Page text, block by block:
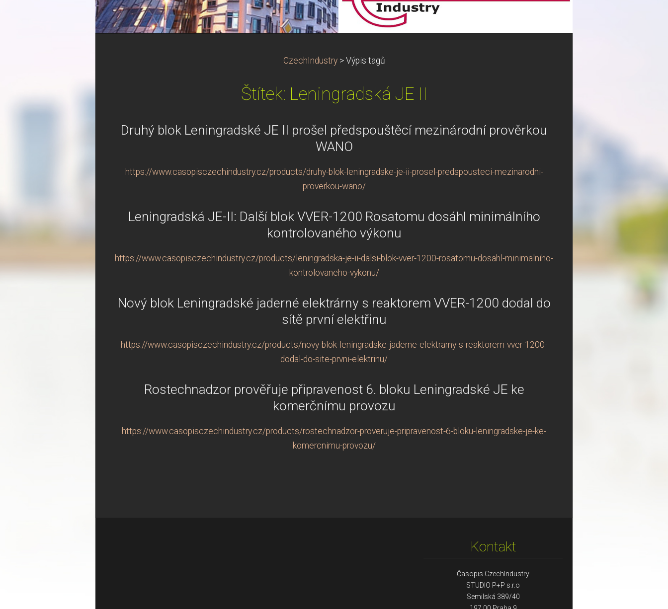
CzechIndustry > Výpis tagů
Štítek: Leningradská JE II
Druhý blok Leningradské JE II prošel předspouštěcí mezinárodní prověrkou
WANO
https://www.casopisczechindustry.cz/products/druhy-blok-leningradske-je-ii-prosel-predspousteci-mezinarodni-
proverkou-wano/
Leningradská JE-II: Další blok VVER-1200 Rosatomu dosáhl minimálního
kontrolovaného výkonu
https://www.casopisczechindustry.cz/products/leningradska-je-ii-dalsi-blok-vver-1200-rosatomu-dosahl-minimalniho-
kontrolovaneho-vykonu/
Nový blok Leningradské jaderné elektrárny s reaktorem VVER-1200 dodal do
sítě první elektřinu
https://www.casopisczechindustry.cz/products/novy-blok-leningradske-jaderne-elektrarny-s-reaktorem-vver-1200-
dodal-do-site-prvni-elektrinu/
Rostechnadzor prověřuje připravenost 6. bloku Leningradské JE ke
komerčnímu provozu
https://www.casopisczechindustry.cz/products/rostechnadzor-proveruje-pripravenost-6-bloku-leningradske-je-ke-
komercnimu-provozu/
Kontakt
Časopis CzechIndustry
STUDIO P+P s.r.o
Semilská 389/40